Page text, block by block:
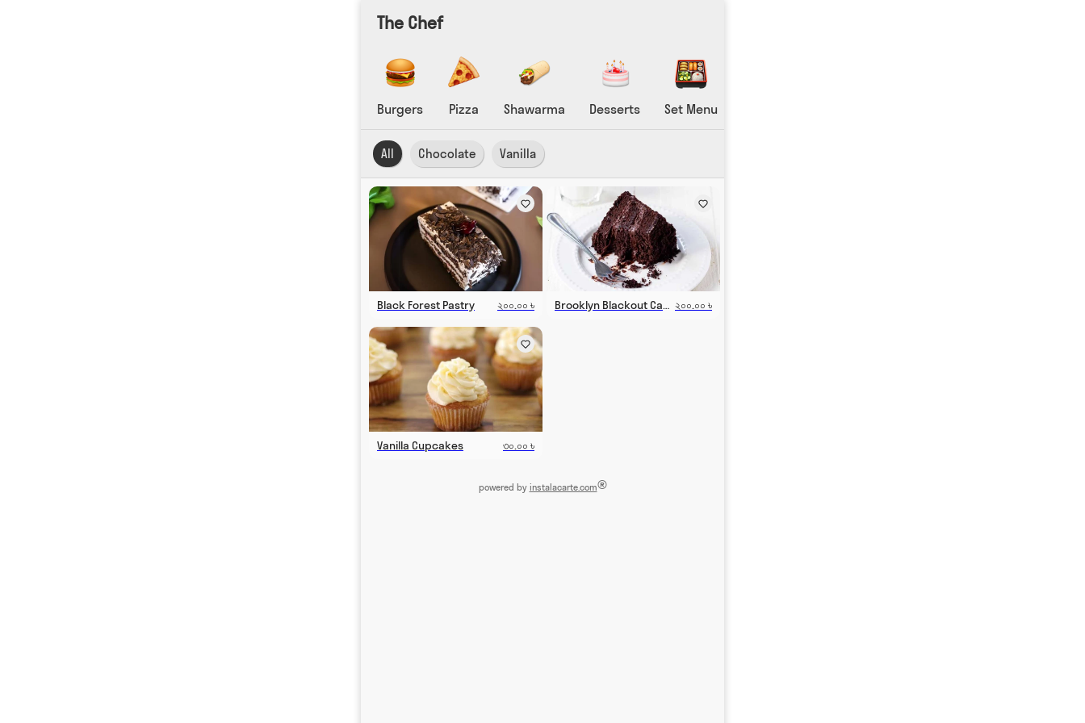
The Chef
Burgers Pizza Shawarma Desserts Set Menu
All Chocolate Vanilla
Black Forest Pastry ২০০.০০ ৳ Brooklyn Blackout Cake ২০০.০০ ৳
Vanilla Cupcakes ৩০.০০ ৳
powered by instalacarte.com®